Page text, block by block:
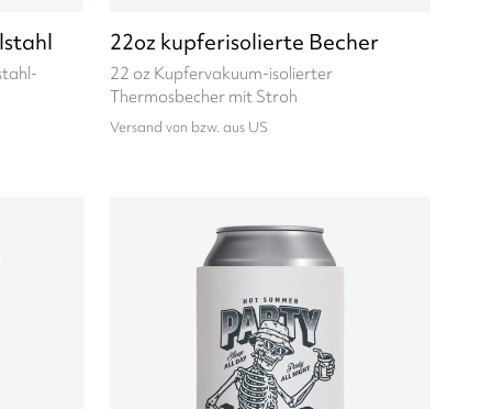
22oz kupferisolierte Becher
22 oz Kupfervakuum-isolierter
Thermosbecher mit Stroh
Versand von bzw. aus US